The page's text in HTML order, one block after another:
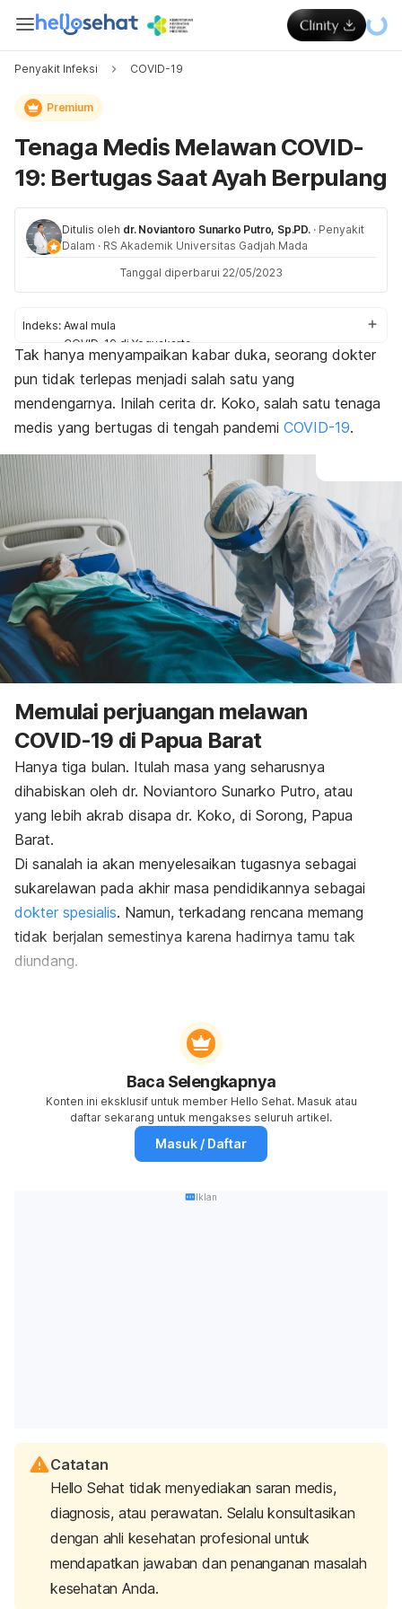
Penyakit Infeksi COVID-19
Premium
Tenaga Medis Melawan COVID-
19: Bertugas Saat Ayah Berpulang
Ditulis oleh dr. Noviantoro Sunarko Putro, Sp.PD. · Penyakit
Dalam · RS Akademik Universitas Gadjah Mada
Tanggal diperbarui 22/05/2023
Indeks: Awal mula
COVID-19 di Yogyakarta
Menyampaikan kabar duka
Kehilangan sosok ayah
Pandemi tak perlu disesali
Tak hanya menyampaikan kabar duka, seorang dokter
pun tidak terlepas menjadi salah satu yang
mendengarnya. Inilah cerita dr. Koko, salah satu tenaga
medis yang bertugas di tengah pandemi COVID-19.
Memulai perjuangan melawan
COVID-19 di Papua Barat
Hanya tiga bulan. Itulah masa yang seharusnya
dihabiskan oleh dr. Noviantoro Sunarko Putro, atau
yang lebih akrab disapa dr. Koko, di Sorong, Papua
Barat.
Di sanalah ia akan menyelesaikan tugasnya sebagai
sukarelawan pada akhir masa pendidikannya sebagai
dokter spesialis. Namun, terkadang rencana memang
tidak berjalan semestinya karena hadirnya tamu tak
diundang.
Baca Selengkapnya
Konten ini eksklusif untuk member Hello Sehat. Masuk atau
daftar sekarang untuk mengakses seluruh artikel.
Masuk / Daftar
Iklan
Saat COVID-19 masih terdengar asing di telinga
masyarakat Indonesia, dr. Koko menerima pasien yang
baru pulang dari luar negeri dengan batuk tak terkendali.
Kala itu,tes COVID-19seperti antigen, PCR, dan
bahkan antibodi masih menjadi barang langka, apalagi
dr. Koko jauh dari pusat ibukota.
Namun, saat melihat kondisi paru-paru pasiennya begitu
Catatan
Hello Sehat tidak menyediakan saran medis,
diagnosis, atau perawatan. Selalu konsultasikan
dengan ahli kesehatan profesional untuk
mendapatkan jawaban dan penanganan masalah
kesehatan Anda.